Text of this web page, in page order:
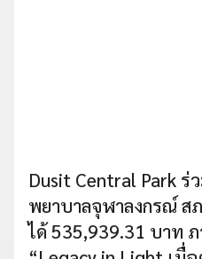
Dusit Central Park ร่
พยาบาลจุฬาลงกรณ์ ส
ได้ 535,939.31 บาท